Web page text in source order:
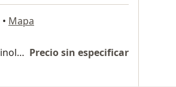
• Mapa
Primera visita Otorrinolaringología Precio sin especificar